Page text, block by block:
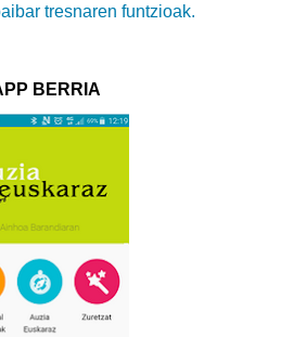
tresnaren funtzioak.
BERRIA